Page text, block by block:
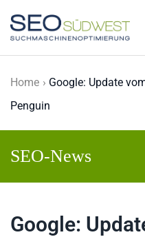
Skip to main
Home
Google: Update
Penguin
SEO-News
Google: